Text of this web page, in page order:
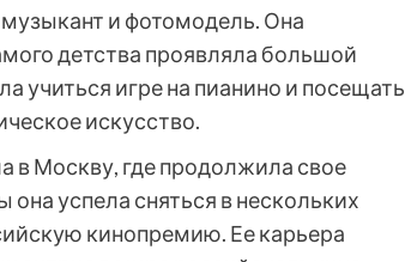
музыкант и фотомодель. Она
детства проявляла большой
учиться игре на пианино и посещать
искусство.
в Москву, где продолжила свое
успела сняться в нескольких
кинопремию. Ее карьера